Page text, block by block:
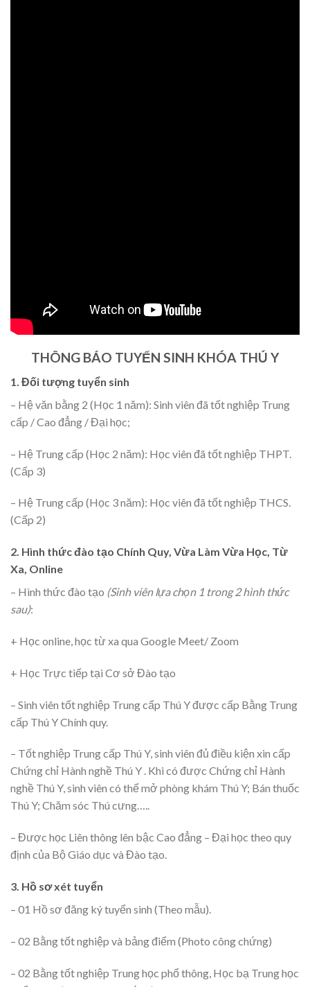
THÔNG BÁO TUYỂN SINH KHÓA THÚ Y
1. Đối tượng tuyển sinh
– Hệ văn bằng 2 (Học 1 năm): Sinh viên đã tốt nghiệp Trung
cấp / Cao đẳng / Đại học;
– Hệ Trung cấp (Học 2 năm): Học viên đã tốt nghiệp THPT.
(Cấp 3)
– Hệ Trung cấp (Học 3 năm): Học viên đã tốt nghiệp THCS.
(Cấp 2)
2. Hình thức đào tạo Chính Quy, Vừa Làm Vừa Học, Từ
Xa, Online
– Hình thức đào tạo (Sinh viên lựa chọn 1 trong 2 hình thức
sau):
+ Học online, học từ xa qua Google Meet/ Zoom
+ Học Trực tiếp tại Cơ sở Đào tạo
– Sinh viên tốt nghiệp Trung cấp Thú Y được cấp Bằng Trung
cấp Thú Y Chính quy.
– Tốt nghiệp Trung cấp Thú Y, sinh viên đủ điều kiện xin cấp
Chứng chỉ Hành nghề Thú Y . Khi có được Chứng chỉ Hành
nghề Thú Y, sinh viên có thể mở phòng khám Thú Y; Bán thuốc
Thú Y; Chăm sóc Thú cưng…..
– Được học Liên thông lên bậc Cao đẳng – Đại học theo quy
định của Bộ Giáo dục và Đào tạo.
3. Hồ sơ xét tuyển
– 01 Hồ sơ đăng ký tuyển sinh (Theo mẫu).
– 02 Bằng tốt nghiệp và bảng điểm (Photo công chứng)
– 02 Bằng tốt nghiệp Trung học phổ thông, Học bạ Trung học